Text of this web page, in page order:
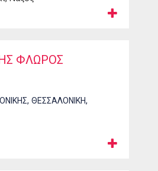
ΦΛΩΡΟΣ
, ΘΕΣΣΑΛΟΝΙΚΗ,